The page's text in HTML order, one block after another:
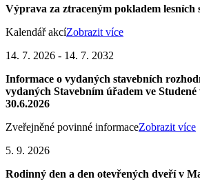
Výprava za ztraceným pokladem
Kalendář akcíZobrazit více
14. 7. 2026 - 14. 7. 2032
Informace o vydaných stavebních
vydaných Stavebním úřadem ve Studené
30.6.2026
Zveřejněné povinné informaceZobrazit více
5. 9. 2026
Rodinný den a den otevřených dveří v